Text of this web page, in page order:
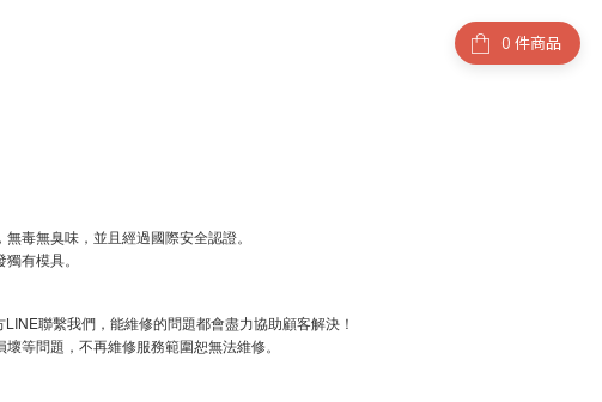
件商品
毒無臭味，並且經過國際安全認證。
有模具。
聯繫我們，能維修的問題都會盡力協助顧客解決！
等問題，不再維修服務範圍恕無法維修。